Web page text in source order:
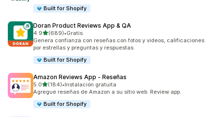
Built for Shopify
Doran Product Reviews App & QA
4.9de 5 estrellas
(689)
689 reseñas en total
•Gratis
Genera confianza con reseñas con fotos y videos, calificaciones
por estrellas y preguntas y respuestas
Built for Shopify
Amazon Reviews App ‑ Reseñas
5.0de 5 estrellas
(184)
184 reseñas en total
•Instalación gratuita
Agregue reseñas de Amazon a su sitio web. Review app.
Built for Shopify